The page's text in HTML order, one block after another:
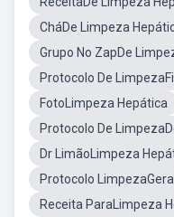
CháDe Limpeza
Grupo No ZapDe
Protocolo De
FotoLimpeza Hepática
Protocolo De
Dr LimãoLimpeza
Protocolo LimpezaGeral
Receita ParaLimpeza